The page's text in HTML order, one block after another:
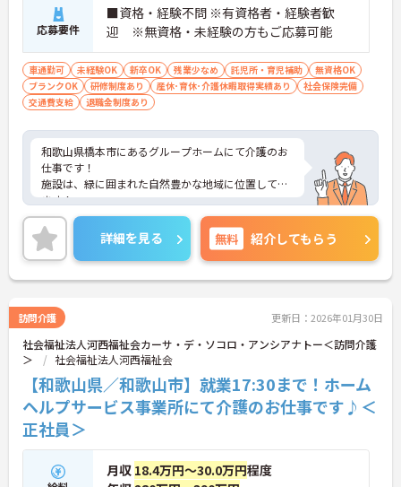
応募要件
■資格・経験不問 ※有資格者・経験者歓
迎 ※無資格・未経験の方もご応募可能
車通勤可 未経験OK 新卒OK 残業少なめ 託児所・育児補助
無資格OK
ブランクOK
研修制度あり 産休･育休･介護休暇取得実績あり
社会保険完備
交通費支給
退職金制度あり
和歌山県橋本市にあるグループホームにて介護のお
仕事です！
施設は、緑に囲まれた自然豊かな地域に位置してい
ます！
残業はほとんどなく自分の時間を確保しやすいの
で、プライベートと無理なく両立可能◎
介護のお仕事に興味があれば経験・資格は不問で
す！頼れる先輩スタッフが丁寧に指導してくれるの
で、未経験の方も安心♪
います☆
ご興味がある方は是非一度マイナビまでお問合せく
ださい！！
詳細を見る 無料 紹介してもらう
訪問介護 更新日：2026年01月30日
社会福祉法人河西福祉会カーサ・デ・ソコロ・アンシアナトー＜訪問介護
＞
社会福祉法人河西福祉会
【和歌山県／和歌山市】就業17:30まで！ホーム
ヘルプサービス事業所にて介護のお仕事です♪＜
正社員＞
月収 18.4万円～30.0万円程度